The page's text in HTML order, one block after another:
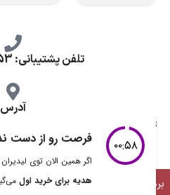
تلفن پشتیبانی: 02191005353
آدرس
تهران، طرشت شمالی، خ محمد حسینی،
برداشت مطالب با ذکر منبع بلامانع